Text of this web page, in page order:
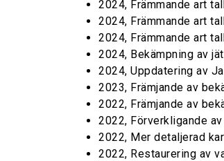
2024, Främmande art
2024, Främmande art
2024, Främmande art
2024, Bekämpning av
2024, Uppdatering av
2023, Främjande av
2022, Främjande av
2022, Förverkligande
2022, Mer detaljerad
2022, Restaurering av